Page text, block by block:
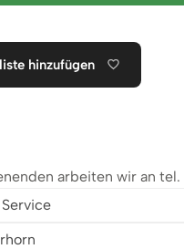
hinzufügen
arbeiten wir an tel.